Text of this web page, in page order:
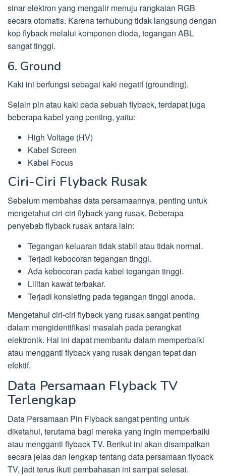
sinar elektron yang mengalir menuju rangkaian RGB
secara otomatis. Karena terhubung tidak langsung dengan
kop flyback melalui komponen dioda, tegangan ABL
sangat tinggi.
6. Ground
Kaki ini berfungsi sebagai kaki negatif (grounding).
Selain pin atau kaki pada sebuah flyback, terdapat juga
beberapa kabel yang penting, yaitu:
High Voltage (HV)
Kabel Screen
Kabel Focus
Ciri-Ciri Flyback Rusak
Sebelum membahas data persamaannya, penting untuk
mengetahui ciri-ciri flyback yang rusak. Beberapa
penyebab flyback rusak antara lain:
Tegangan keluaran tidak stabil atau tidak normal.
Terjadi kebocoran tegangan tinggi.
Ada kebocoran pada kabel tegangan tinggi.
Lilitan kawat terbakar.
Terjadi konsleting pada tegangan tinggi anoda.
Mengetahui ciri-ciri flyback yang rusak sangat penting
dalam mengidentifikasi masalah pada perangkat
elektronik. Hal ini dapat membantu dalam memperbaiki
atau mengganti flyback yang rusak dengan tepat dan
efektif.
Data Persamaan Flyback TV
Terlengkap
Data Persamaan Pin Flyback sangat penting untuk
diketahui, terutama bagi mereka yang ingin memperbaiki
atau mengganti flyback TV. Berikut ini akan disampaikan
secara jelas dan lengkap tentang data persamaan flyback
TV, jadi terus ikuti pembahasan ini sampai selesai.